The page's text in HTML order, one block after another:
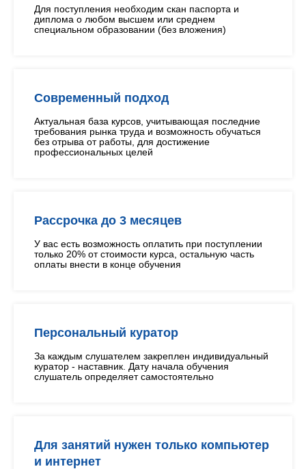
Для поступления необходим скан паспорта и
диплома о любом высшем или среднем
специальном образовании (без вложения)
Современный подход
Актуальная база курсов, учитывающая последние
требования рынка труда и возможность обучаться
без отрыва от работы, для достижение
профессиональных целей
Рассрочка до 3 месяцев
У вас есть возможность оплатить при поступлении
только 20% от стоимости курса, остальную часть
оплаты внести в конце обучения
Персональный куратор
За каждым слушателем закреплен индивидуальный
куратор - наставник. Дату начала обучения
слушатель определяет самостоятельно
Для занятий нужен только компьютер
и интернет